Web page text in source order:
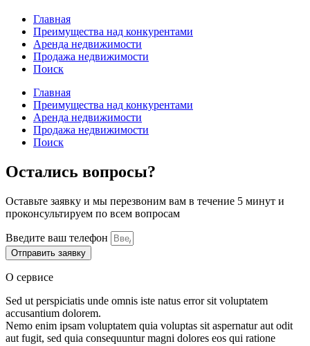
Главная
Преимущества над конкурентами
Аренда недвижимости
Продажа недвижимости
Поиск
Главная
Преимущества над конкурентами
Аренда недвижимости
Продажа недвижимости
Поиск
Остались вопросы?
Оставьте заявку и мы перезвоним вам в течение 5 минут и
проконсультируем по всем вопросам
Введите ваш телефон
Отправить заявку
О сервисе
Sed ut perspiciatis unde omnis iste natus error sit voluptatem
accusantium dolorem.
Nemo enim ipsam voluptatem quia voluptas sit aspernatur aut odit
aut fugit, sed quia consequuntur magni dolores eos qui ratione